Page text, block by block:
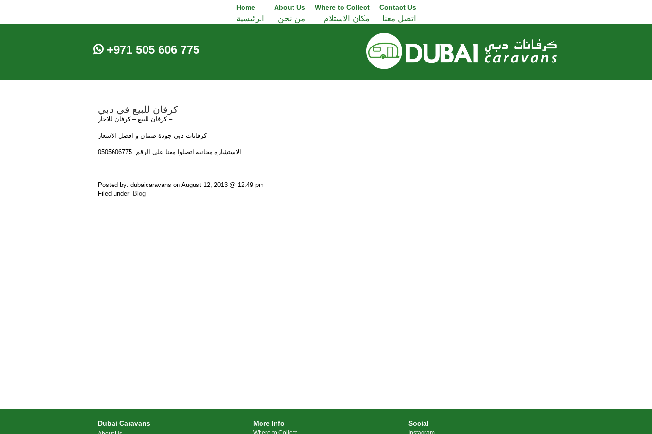
Home
الرئيسية
About Us
من نحن
Where to Collect
مكان الاستلام
Contact Us
اتصل معنا
+971 505 606 775
كرفان للبيع في دبي
كرفان للبيع – كرفان للاجار –
كرفانات دبي جودة ضمان و افضل الاسعار
الاستشاره مجانيه اتصلوا معنا على الرقم: 0505606775
Posted by: dubaicaravans on August 12, 2013 @ 12:49 pm
Filed under: Blog
Dubai Caravans More Info
Where to Collect
Social
Instagram